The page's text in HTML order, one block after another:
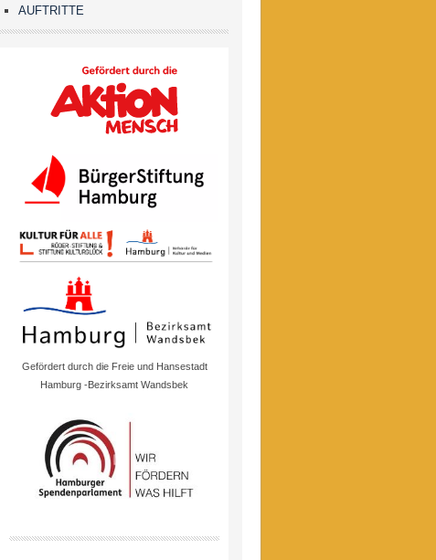
AUFTRITTE
Gefördert durch die Freie und Hansestadt
Hamburg -Bezirksamt Wandsbek